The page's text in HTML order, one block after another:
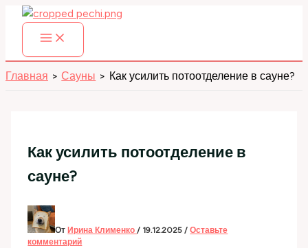
Перейти
содержимому
Главная Сауны Как усилить потоотделение в сауне?
Как усилить потоотделение в
сауне?
От Ирина Клименко/ 19.12.2025/Оставьте
комментарий